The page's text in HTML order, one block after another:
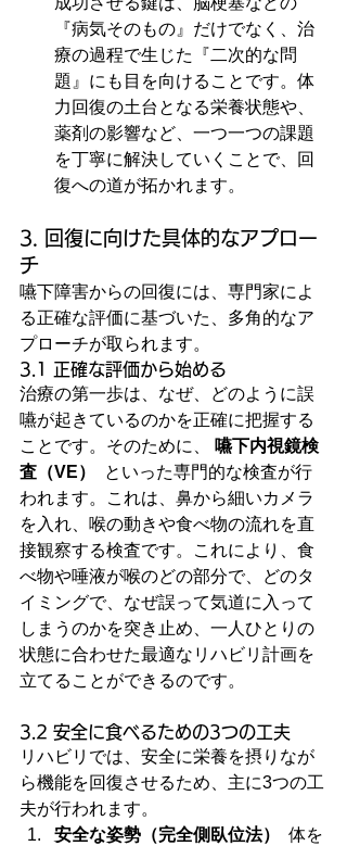
『病気そのもの』だけでなく、治
療の過程で生じた『二次的な問
題』にも目を向けることです。体
力回復の土台となる栄養状態や、
薬剤の影響など、一つ一つの課題
を丁寧に解決していくことで、回
復への道が拓かれます。
3. 回復に向けた具体的なアプロー
チ
嚥下障害からの回復には、専門家によ
る正確な評価に基づいた、多角的なア
プローチが取られます。
3.1 正確な評価から始める
治療の第一歩は、なぜ、どのように誤
嚥が起きているのかを正確に把握する
ことです。そのために、
嚥下内視鏡検
査（VE）
といった専門的な検査が行
われます。これは、鼻から細いカメラ
を入れ、喉の動きや食べ物の流れを直
接観察する検査です。これにより、食
べ物や唾液が喉のどの部分で、どのタ
イミングで、なぜ誤って気道に入って
しまうのかを突き止め、一人ひとりの
状態に合わせた最適なリハビリ計画を
立てることができるのです。
3.2 安全に食べるための3つの工夫
リハビリでは、安全に栄養を摂りなが
ら機能を回復させるため、主に3つの工
夫が行われます。
安全な姿勢（完全側臥位法）
体を